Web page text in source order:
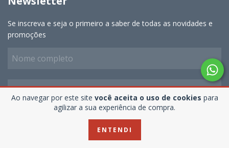
Ao navegar por este site você aceita o uso de cookies para
agilizar a sua experiência de compra.
ENTENDI
Se inscreva e seja o primeiro a saber de todas as novidades e
promoções